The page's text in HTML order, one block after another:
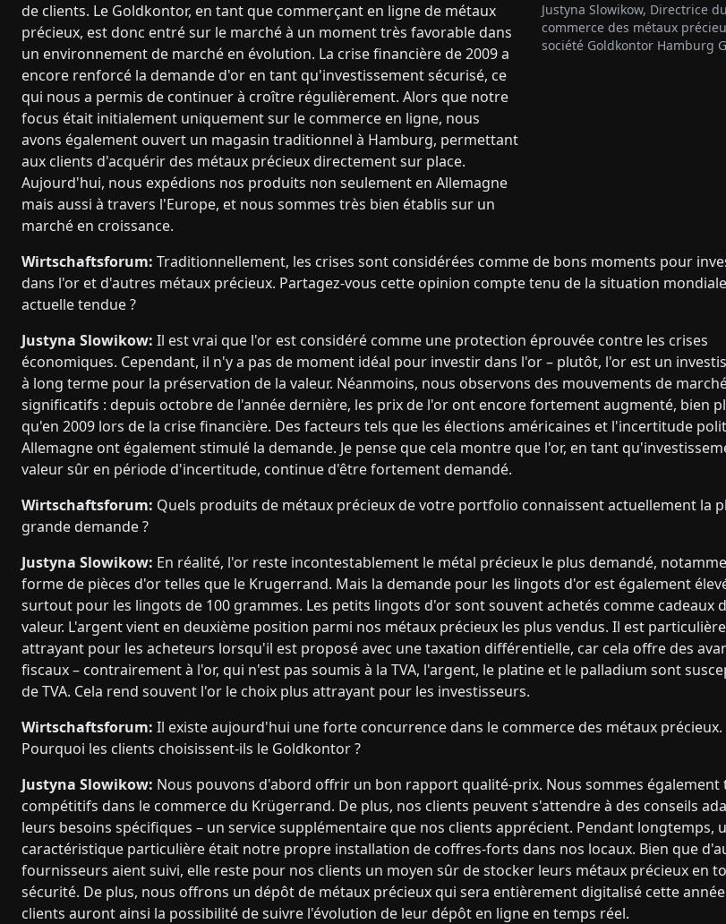
de clients. Le Goldkontor, en tant que commerçant en ligne de métaux
précieux, est donc entré sur le marché à un moment très favorable dans
un environnement de marché en évolution. La crise financière de 2009 a
encore renforcé la demande d'or en tant qu'investissement sécurisé, ce
qui nous a permis de continuer à croître régulièrement. Alors que notre
focus était initialement uniquement sur le commerce en ligne, nous
avons également ouvert un magasin traditionnel à Hamburg, permettant
aux clients d'acquérir des métaux précieux directement sur place.
Aujourd'hui, nous expédions nos produits non seulement en Allemagne
mais aussi à travers l'Europe, et nous sommes très bien établis sur un
marché en croissance.
Justyna Slowikow, Directrice du
commerce des métaux
société Goldkontor Hamburg
Wirtschaftsforum: Traditionnellement, les crises sont considérées comme de bons moments pour
dans l'or et d'autres métaux précieux. Partagez-vous cette opinion compte tenu de la situation mondiale
actuelle tendue ?
Justyna Slowikow: Il est vrai que l'or est considéré comme une protection éprouvée contre les crises
économiques. Cependant, il n'y a pas de moment idéal pour investir dans l'or – plutôt, l'or est un
à long terme pour la préservation de la valeur. Néanmoins, nous observons des mouvements de
significatifs : depuis octobre de l'année dernière, les prix de l'or ont encore fortement augmenté, bien
qu'en 2009 lors de la crise financière. Des facteurs tels que les élections américaines et l'incertitude
Allemagne ont également stimulé la demande. Je pense que cela montre que l'or, en tant
valeur sûr en période d'incertitude, continue d'être fortement demandé.
Wirtschaftsforum: Quels produits de métaux précieux de votre portfolio connaissent actuellement la
grande demande ?
Justyna Slowikow: En réalité, l'or reste incontestablement le métal précieux le plus demandé,
forme de pièces d'or telles que le Krugerrand. Mais la demande pour les lingots d'or est également
surtout pour les lingots de 100 grammes. Les petits lingots d'or sont souvent achetés comme cadeaux
valeur. L'argent vient en deuxième position parmi nos métaux précieux les plus vendus. Il est
attrayant pour les acheteurs lorsqu'il est proposé avec une taxation différentielle, car cela offre des
fiscaux – contrairement à l'or, qui n'est pas soumis à la TVA, l'argent, le platine et le palladium sont
de TVA. Cela rend souvent l'or le choix plus attrayant pour les investisseurs.
Wirtschaftsforum: Il existe aujourd'hui une forte concurrence dans le commerce des métaux précieux.
Pourquoi les clients choisissent-ils le Goldkontor ?
Justyna Slowikow: Nous pouvons d'abord offrir un bon rapport qualité-prix. Nous sommes également
compétitifs dans le commerce du Krügerrand. De plus, nos clients peuvent s'attendre à des conseils
leurs besoins spécifiques – un service supplémentaire que nos clients apprécient. Pendant longtemps,
caractéristique particulière était notre propre installation de coffres-forts dans nos locaux. Bien que
fournisseurs aient suivi, elle reste pour nos clients un moyen sûr de stocker leurs métaux précieux en
sécurité. De plus, nous offrons un dépôt de métaux précieux qui sera entièrement digitalisé cette
clients auront ainsi la possibilité de suivre l'évolution de leur dépôt en ligne en temps réel.